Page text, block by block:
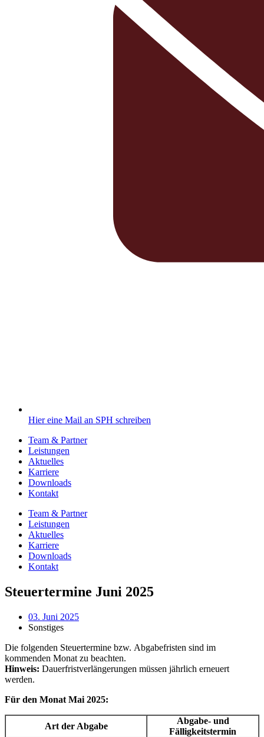
Hier eine Mail an SPH schreiben
Team & Partner
Leistungen
Aktuelles
Karriere
Downloads
Kontakt
Team & Partner
Leistungen
Aktuelles
Karriere
Downloads
Kontakt
Steuertermine Juni 2025
03. Juni 2025
Sonstiges
Die folgenden Steuertermine bzw. Abgabefristen sind im
kommenden Monat zu beachten.
Hinweis: Dauerfristverlängerungen müssen jährlich erneuert
werden.
Für den Monat Mai 2025:
Art der Abgabe
Abgabe- und
Fälligkeitstermin